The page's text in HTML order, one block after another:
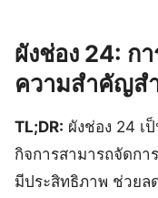
ผังช่อง 24: ก
ความสำคัญส
TL;DR: ผังช่อง 24 เ
กิจการสามารถจัดกา
มีประสิทธิภาพ ช่วยล